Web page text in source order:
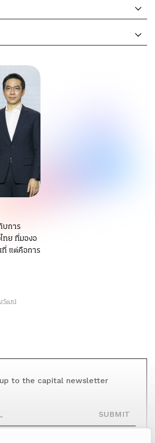
บการ
ทย ที่มองอ
แต่คือการ
วัฒน์
to the capital newsletter
SUBMIT